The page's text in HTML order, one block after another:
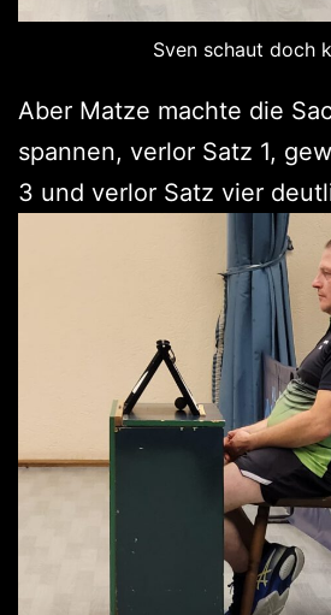
Sven schaut doch
Aber Matze machte die
spannen, verlor Satz 1,
3 und verlor Satz vier